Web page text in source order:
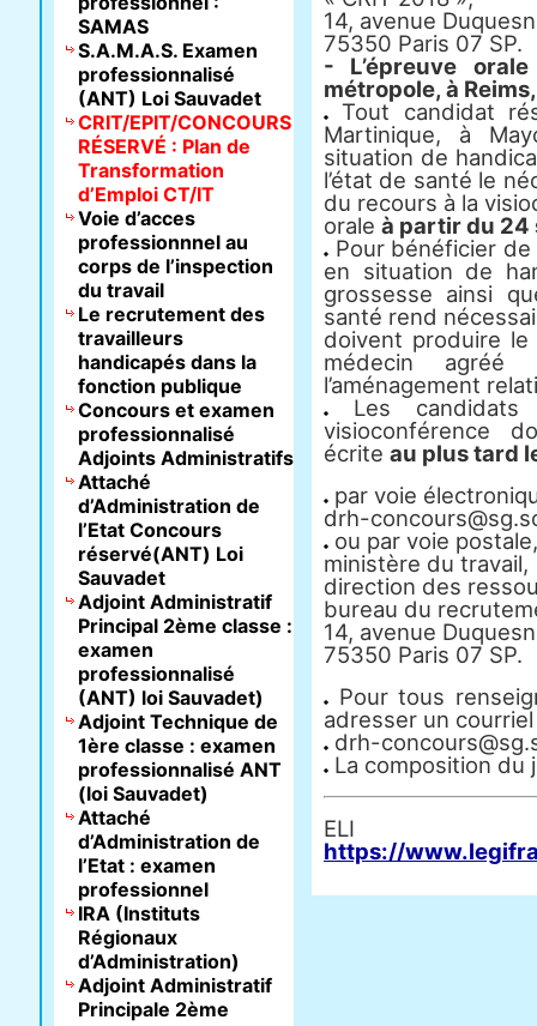
14, avenue
75350 Paris 07 SP.
- L’épreuve
métropole, à
Tout candidat
Martinique, à
situation de
l’état de santé le
du recours à la
orale à partir du 24
Pour bénéficier
en situation de
grossesse ainsi
santé rend
doivent produire
médecin agréé
l’aménagement
Les candidats
visioconférence
écrite au plus tard
par voie
drh-
ou par voie
ministère du travail,
direction des
bureau du
14, avenue
75350 Paris 07 SP.
Pour tous
adresser un courriel
drh-
La composition du
https://
SAMAS
S.A.M.A.S. Examen
professionnalisé
(ANT) Loi Sauvadet
CRIT/EPIT/CONCOURS
RÉSERVÉ : Plan de
Transformation
d’Emploi CT/IT
Voie d’acces
professionnnel au
corps de l’inspection
du travail
Le recrutement des
travailleurs
handicapés dans la
fonction publique
Concours et examen
professionnalisé
Adjoints Administratifs
Attaché
d’Administration de
l’Etat Concours
réservé(ANT) Loi
Sauvadet
Adjoint Administratif
Principal 2ème classe :
examen
professionnalisé
(ANT) loi Sauvadet)
Adjoint Technique de
1ère classe : examen
professionnalisé ANT
(loi Sauvadet)
Attaché
d’Administration de
l’Etat : examen
professionnel
IRA (Instituts
Régionaux
d’Administration)
Adjoint Administratif
Principale 2ème